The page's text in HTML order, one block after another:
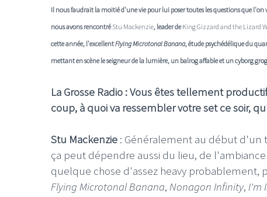
Il nous faudrait la moitié d'une vie pour lui poser toutes les questions que
nous avons rencontréStu Mackenzie, leader deKing Gizzard and the Lizard
cette année, l'excellentFlying Microtonal Banana, étude psychédélique du
mettant en scène le seigneur de la lumière, un balrog affable et un cyborg
La Grosse Radio : Vous êtes tellement
coup, à quoi va ressembler votre set ce soir,
Stu Mackenzie : Généralement au début d'un
ça peut dépendre aussi du lieu, de
quelque chose d'assez heavy probablement,
Flying Microtonal Banana, Nonagon Infinity, I'm